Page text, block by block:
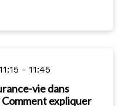
11:15 - 11:45
vie dans
expliquer